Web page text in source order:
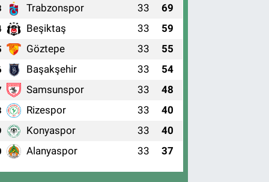
Trabzonspor 33 69
Beşiktaş 33 59
Göztepe 33 55
Başakşehir 33 54
Samsunspor 33 48
Rizespor 33 40
Konyaspor 33 40
Alanyaspor 33 37